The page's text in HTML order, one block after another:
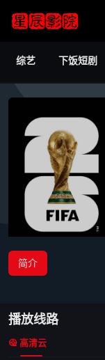
综艺 下饭短剧
简介
播放线路
高清云